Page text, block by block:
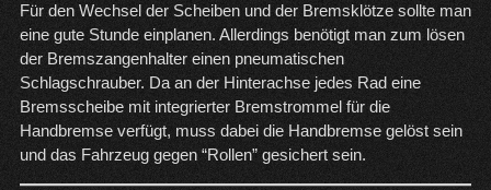
Für den Wechsel der Scheiben und der Bremsklötze sollte man
eine gute Stunde einplanen. Allerdings benötigt man zum lösen
der Bremszangenhalter einen pneumatischen
Schlagschrauber. Da an der Hinterachse jedes Rad eine
Bremsscheibe mit integrierter Bremstrommel für die
Handbremse verfügt, muss dabei die Handbremse gelöst sein
und das Fahrzeug gegen “Rollen” gesichert sein.